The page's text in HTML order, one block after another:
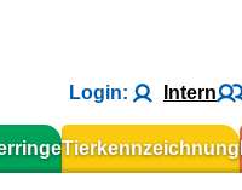
Login: Intern
Tierkennzeichnung